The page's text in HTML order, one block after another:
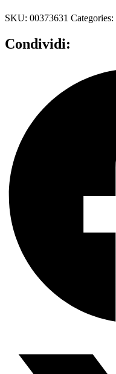
SKU: 00373631 Categories:
Condividi: